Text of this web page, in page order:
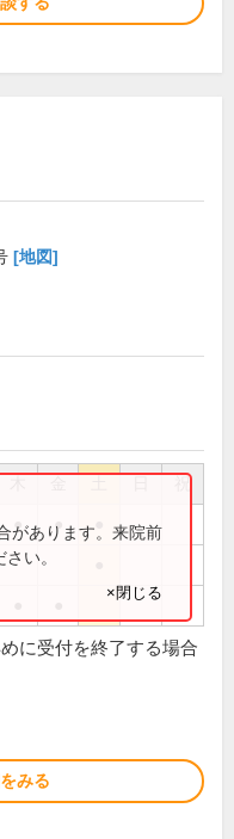
[地図]
祝
● ●
があります。来院前
い。
×閉じる
に受付を終了する場合
みる